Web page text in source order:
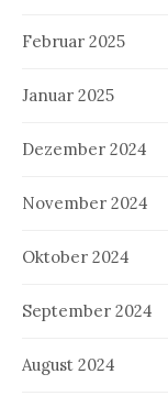
Februar 2025
Januar 2025
Dezember 2024
November 2024
Oktober 2024
September 2024
August 2024